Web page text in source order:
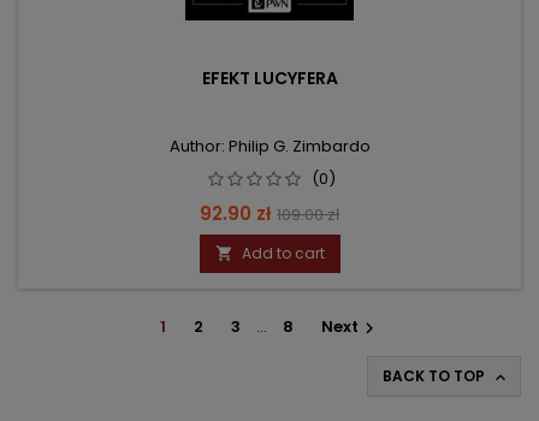
EFEKT LUCYFERA
Author: Philip G. Zimbardo
(0)
Price
92.90 zł Regular
price
109.00 zł
 Add to cart
1 2 3 … 8 Next 
BACK TO TOP 